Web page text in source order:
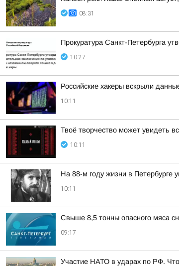
08:31
Прокуратура Санкт-Петербурга
10:27
Российские хакеры вскрыли
10:11
Твоё творчество может увидеть
10:11
На 88-м году жизни в Петербурге
10:11
Свыше 8,5 тонны опасного мяса
09:17
Участие НАТО в ударах по РФ.